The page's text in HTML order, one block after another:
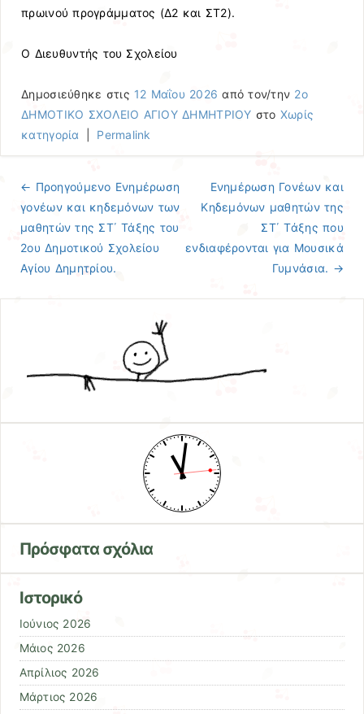
πρωινού προγράμματος (Δ2 και ΣΤ2).
Ο Διευθυντής του Σχολείου
Δημοσιεύθηκε στις 12 Μαΐου 2026 από τον/την 2ο
ΔΗΜΟΤΙΚΟ ΣΧΟΛΕΙΟ ΑΓΙΟΥ ΔΗΜΗΤΡΙΟΥ στο Χωρίς
κατηγορία
Permalink
Πλοήγηση άρθρων
← Προηγούμενo Ενημέρωση
γονέων και κηδεμόνων των
μαθητών της ΣΤ΄ Τάξης του
2ου Δημοτικού Σχολείου
Αγίου Δημητρίου.
Ενημέρωση Γονέων και
Κηδεμόνων μαθητών της
ΣΤ΄ Τάξης που
ενδιαφέρονται για Μουσικά
Γυμνάσια. →
Πρόσφατα σχόλια
Ιστορικό
Ιούνιος 2026
Μάιος 2026
Απρίλιος 2026
Μάρτιος 2026